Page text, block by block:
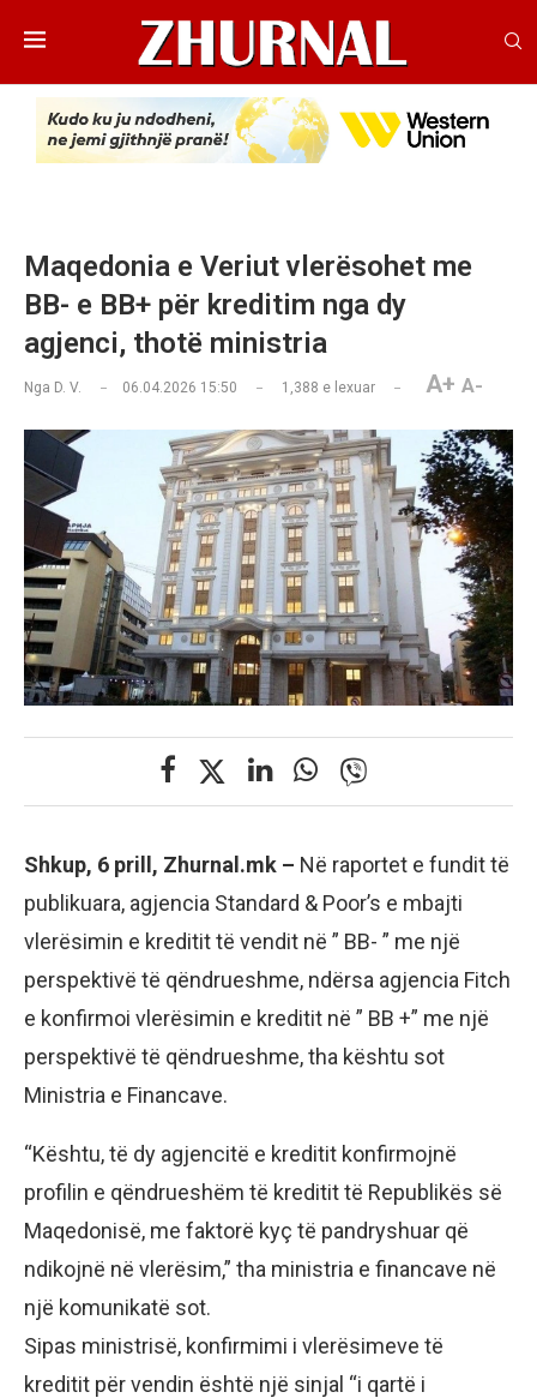
Maqedonia e Veriut vlerësohet me
BB- e BB+ për kreditim nga dy
agjenci, thotë ministria
Nga D. V. 06.04.2026 15:50 1,388 e lexuar A+ A-
Shkup, 6 prill, Zhurnal.mk – Në raportet e fundit të
publikuara, agjencia Standard & Poor’s e mbajti
vlerësimin e kreditit të vendit në ” BB- ” me një
perspektivë të qëndrueshme, ndërsa agjencia Fitch
e konfirmoi vlerësimin e kreditit në ” BB +” me një
perspektivë të qëndrueshme, tha kështu sot
Ministria e Financave.
“Kështu, të dy agjencitë e kreditit konfirmojnë
profilin e qëndrueshëm të kreditit të Republikës së
Maqedonisë, me faktorë kyç të pandryshuar që
ndikojnë në vlerësim,” tha ministria e financave në
një komunikatë sot.
Sipas ministrisë, konfirmimi i vlerësimeve të
kreditit për vendin është një sinjal “i qartë i